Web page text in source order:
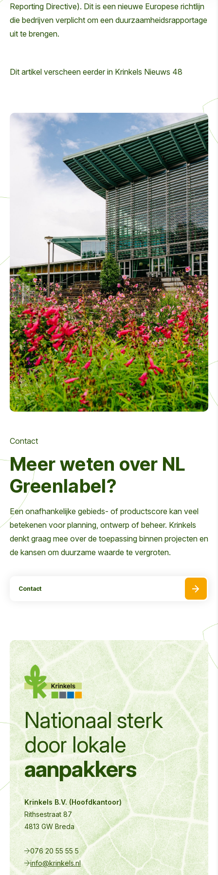
Reporting Directive). Dit is een nieuwe Europese richtlijn
die bedrijven verplicht om een duurzaamheidsrapportage
uit te brengen.
Dit artikel verscheen eerder in Krinkels Nieuws 48
Contact
Meer weten over NL
Greenlabel?
Een onafhankelijke gebieds- of productscore kan veel
betekenen voor planning, ontwerp of beheer. Krinkels
denkt graag mee over de toepassing binnen projecten en
de kansen om duurzame waarde te vergroten.
Contact
Nationaal sterk
doorlokale
aanpakkers
Krinkels B.V. (Hoofdkantoor)
Rithsestraat 87
4813 GW Breda
076 20 55 55 5
info@krinkels.nl